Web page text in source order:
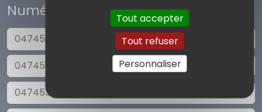
Tout accepter
Tout refuser
Personnaliser
Numéros similaires
0474544296
0474541089
0474536908